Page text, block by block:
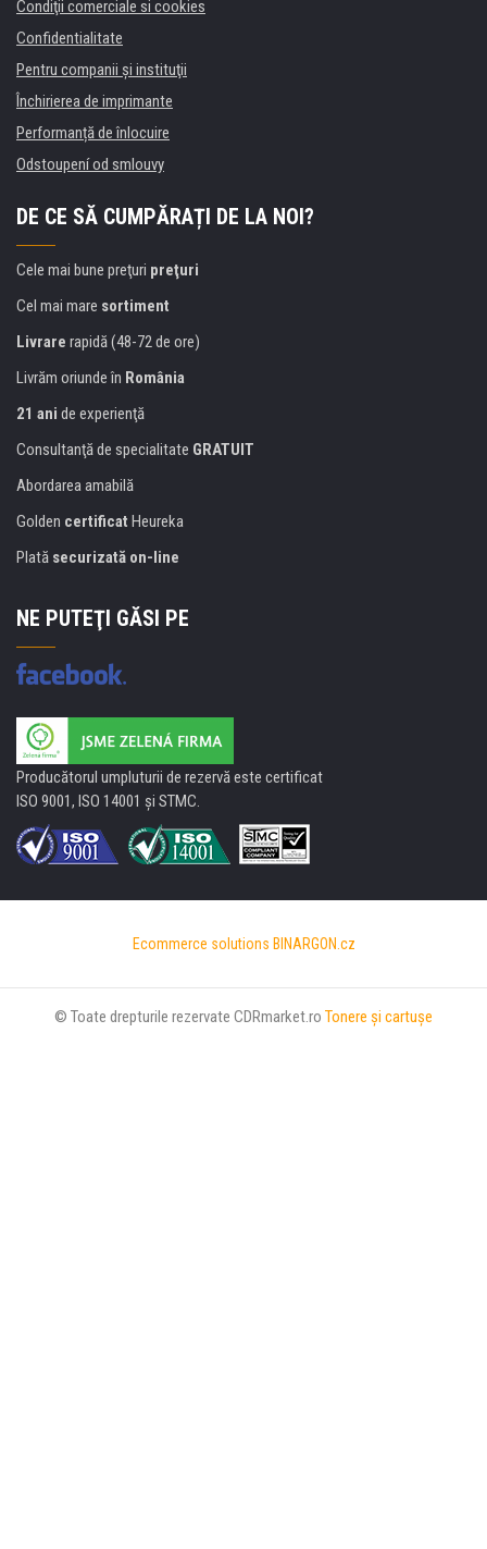
Condiţii comerciale si cookies
Confidentialitate
Pentru companii și instituţii
Închirierea de imprimante
Performanță de înlocuire
Odstoupení od smlouvy
DE CE SĂ CUMPĂRAȚI DE LA NOI?
Cele mai bune preţuri preţuri
Cel mai mare sortiment
Livrare rapidă (48-72 de ore)
Livrăm oriunde în România
21 ani de experienţă
Consultanţă de specialitate GRATUIT
Abordarea amabilă
Golden certificat Heureka
Plată securizată on-line
NE PUTEŢI GĂSI PE
Producătorul umpluturii de rezervă este certificat
ISO 9001, ISO 14001 şi STMC.
Ecommerce solutions BINARGON.cz
© Toate drepturile rezervate CDRmarket.ro Tonere şi cartuşe